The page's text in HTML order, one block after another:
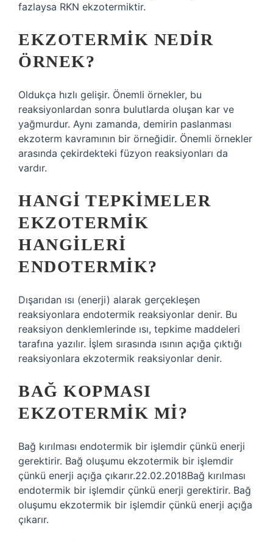
fazlaysa RKN ekzotermiktir.
EKZOTERMIK NEDIR
ÖRNEK?
Oldukça hızlı gelişir. Önemli örnekler, bu
reaksiyonlardan sonra bulutlarda oluşan kar ve
yağmurdur. Aynı zamanda, demirin paslanması
ekzoterm kavramının bir örneğidir. Önemli örnekler
arasında çekirdekteki füzyon reaksiyonları da
vardır.
HANGI TEPKIMELER
EKZOTERMIK
HANGILERI
ENDOTERMIK?
Dışarıdan ısı (enerji) alarak gerçekleşen
reaksiyonlara endotermik reaksiyonlar denir. Bu
reaksiyon denklemlerinde ısı, tepkime maddeleri
tarafına yazılır. İşlem sırasında ısının açığa çıktığı
reaksiyonlara ekzotermik reaksiyonlar denir.
BAĞ KOPMASI
EKZOTERMIK MI?
Bağ kırılması endotermik bir işlemdir çünkü enerji
gerektirir. Bağ oluşumu ekzotermik bir işlemdir
çünkü enerji açığa çıkarır.22.02.2018Bağ kırılması
endotermik bir işlemdir çünkü enerji gerektirir. Bağ
oluşumu ekzotermik bir işlemdir çünkü enerji açığa
çıkarır.